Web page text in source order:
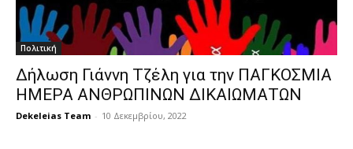
Πολιτική
Δήλωση Γιάννη Τζέλη για την ΠΑΓΚΟΣΜΙΑ
ΗΜΕΡΑ ΑΝΘΡΩΠΙΝΩΝ ΔΙΚΑΙΩΜΑΤΩΝ
Dekeleias Team - 10 Δεκεμβρίου, 2022